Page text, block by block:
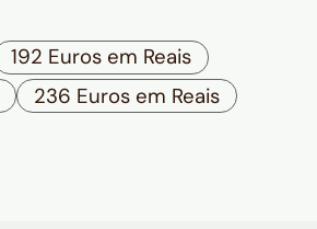
192 Euros em Reais
236 Euros em Reais